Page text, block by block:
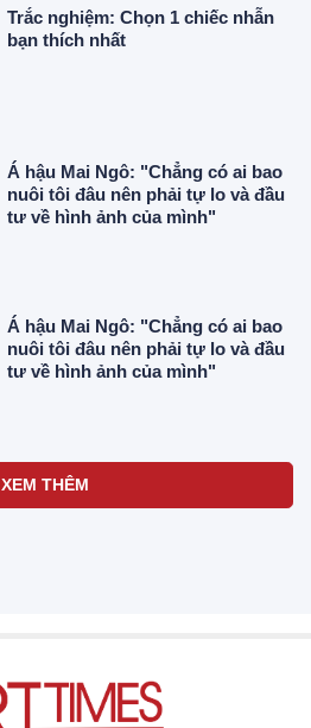
Trắc nghiệm: Chọn 1 chiếc nhẫn
bạn thích nhất
Á hậu Mai Ngô: "Chẳng có ai bao
nuôi tôi đâu nên phải tự lo và đầu
tư về hình ảnh của mình"
Á hậu Mai Ngô: "Chẳng có ai bao
nuôi tôi đâu nên phải tự lo và đầu
tư về hình ảnh của mình"
XEM THÊM